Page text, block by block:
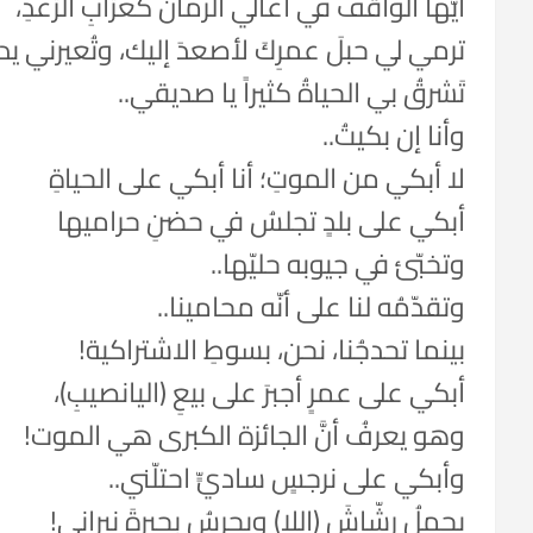
ترمي لي حبلَ عمرِكَ لأصعدَ إليك، وتُعيرني
تَشرقُ بي الحياةُ كثيراً يا صديقي..
وأنا إن بكيتُ..
لا أبكي من الموتِ؛ أنا أبكي على الحياةِ
أبكي على بلدٍ تجلسُ في حضنِ حراميها
وتخبّئ في جيوبه حليّها..
وتقدّمُه لنا على أنّه محامينا..
بينما تحدجُنا، نحن، بسوطِ الاشتراكية!
أبكي على عمرٍ أجبرَ على بيعِ (اليانصيبِ)،
وهو يعرفُ أنَّ الجائزة الكبرى هي الموت!
وأبكي على نرجسٍ ساديٍّ احتلّني..
يحملُ رشّاشَ (اللا) ويحرسُ بحيرةَ نيراني!